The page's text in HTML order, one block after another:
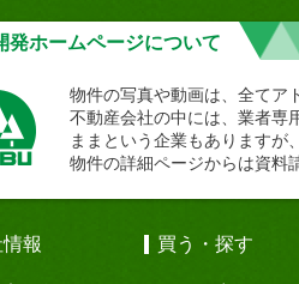
発ホームページについて
物件の写真や動画は、全てア
不動産会社の中には、業者専
ままという企業もありますが
物件の詳細ページからは資料
報 買う・探す